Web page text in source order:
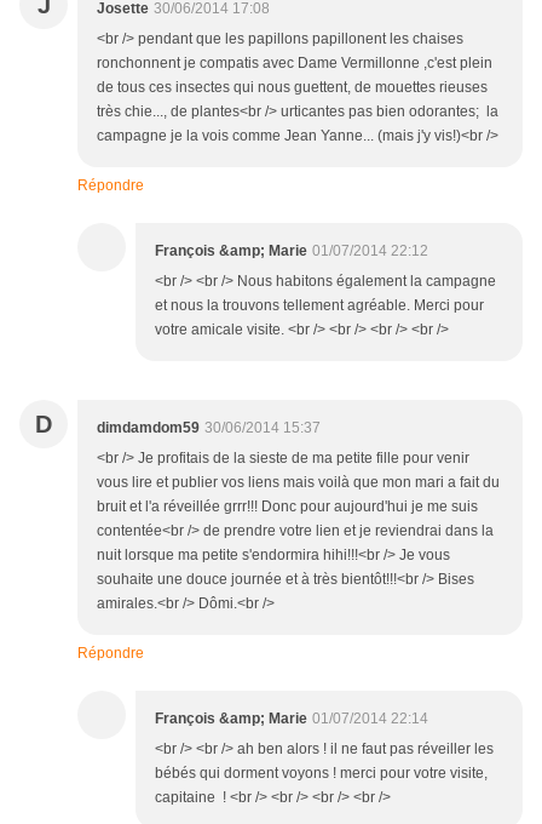
Josette 30/06/2014 17:08
<br /> pendant que les papillons papillonent les chaises
ronchonnent je compatis avec Dame Vermillonne ,c'est plein
de tous ces insectes qui nous guettent, de mouettes rieuses
très chie..., de plantes<br /> urticantes pas bien odorantes; la
campagne je la vois comme Jean Yanne... (mais j'y vis!)<br />
Répondre
François &amp; Marie 01/07/2014 22:12
<br /> <br /> Nous habitons également la campagne
et nous la trouvons tellement agréable. Merci pour
votre amicale visite. <br /> <br /> <br /> <br />
D dimdamdom59 30/06/2014 15:37
<br /> Je profitais de la sieste de ma petite fille pour venir
vous lire et publier vos liens mais voilà que mon mari a fait du
bruit et l'a réveillée grrr!!! Donc pour aujourd'hui je me suis
contentée<br /> de prendre votre lien et je reviendrai dans la
nuit lorsque ma petite s'endormira hihi!!!<br /> Je vous
souhaite une douce journée et à très bientôt!!!<br /> Bises
amirales.<br /> Dômi.<br />
Répondre
François &amp; Marie 01/07/2014 22:14
<br /> <br /> ah ben alors ! il ne faut pas réveiller les
bébés qui dorment voyons ! merci pour votre visite,
capitaine ! <br /> <br /> <br /> <br />